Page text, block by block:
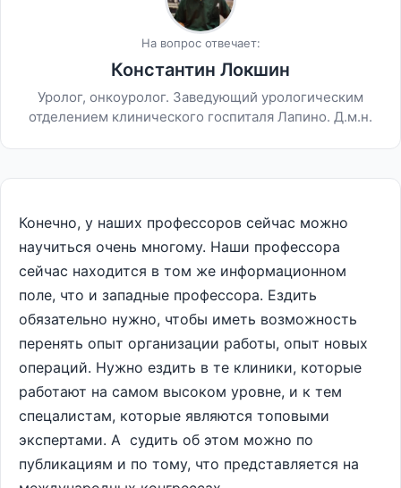
На вопрос отвечает:
Константин Локшин
Уролог, онкоуролог. Заведующий урологическим
отделением клинического госпиталя Лапино. Д.м.н.
Конечно, у наших профессоров сейчас можно
научиться очень многому. Наши профессора
сейчас находится в том же информационном
поле, что и западные профессора. Ездить
обязательно нужно, чтобы иметь возможность
перенять опыт организации работы, опыт новых
операций. Нужно ездить в те клиники, которые
работают на самом высоком уровне, и к тем
спецалистам, которые являются топовыми
экспертами. А судить об этом можно по
публикациям и по тому, что представляется на